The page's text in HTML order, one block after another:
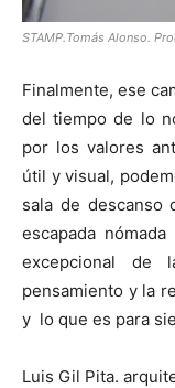
STAMP.Tomás Alonso.
Finalmente, ese
del tiempo de lo
por los valores
útil y visual,
sala de
escapada
excepcional de
pensamiento y la
y lo que es para
Luis Gil Pita.